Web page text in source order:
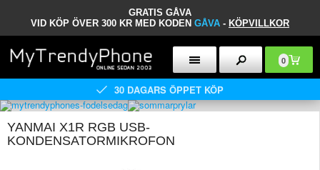
GRATIS GÅVA
VID KÖP ÖVER 300 KR MED KODEN GÅVA - KÖPVILLKOR
0
30 DAGARS ÖPPET KÖP
YANMAI X1R RGB USB-
KONDENSATORMIKROFON